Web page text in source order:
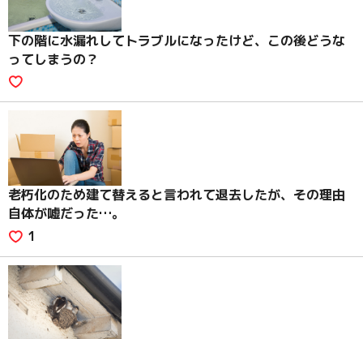
下の階に水漏れしてトラブルになったけど、この後どうな
ってしまうの？
老朽化のため建て替えると言われて退去したが、その理由
自体が嘘だった…。
1